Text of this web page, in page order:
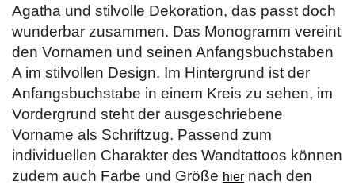
Agatha und stilvolle Dekoration, das passt doch
wunderbar zusammen. Das Monogramm vereint
den Vornamen und seinen Anfangsbuchstaben
A im stilvollen Design. Im Hintergrund ist der
Anfangsbuchstabe in einem Kreis zu sehen, im
Vordergrund steht der ausgeschriebene
Vorname als Schriftzug. Passend zum
individuellen Charakter des Wandtattoos können
zudem auch Farbe und Größe hier nach den